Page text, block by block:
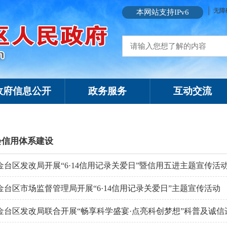
本网站支持IPv6 无障
府信息公开 政务服务 互动交流
用体系建设
台区发改局开展“6·14信用记录关爱日”暨信用五进主题宣传活
台区市场监督管理局开展“6·14信用记录关爱日”主题宣传活动
台区发改局联合开展“畅享科学盛宴·点亮科创梦想”科普及诚